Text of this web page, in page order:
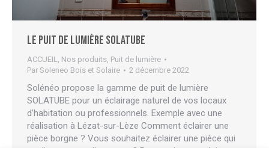
Le puit de lumière SOLATUBE
ACCUEIL, Nos produits, Puit de lumière
Par Soleneo Bois et Solaire 2 décembre 2022
Solénéo propose la gamme de puit de lumière
SOLATUBE pour un éclairage naturel de vos locaux
d’habitation ou professionnels. Exemple avec une
réalisation à Lézat-sur-Lèze Comment éclairer une
pièce borgne ? Vous souhaitez éclairer une pièce qui